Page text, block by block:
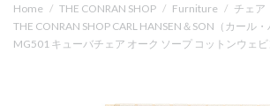
Home / THE CONRAN SHOP / Furniture / チェア
THE CONRAN SHOP CARL HANSEN＆SON（カール・
MG501 キューバチェア オーク ソープ コットンウェ